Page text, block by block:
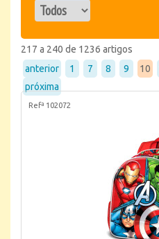
217 a 240 de 1236 artigos
anterior
1 7 8 9 10
próxima
Refª 102072